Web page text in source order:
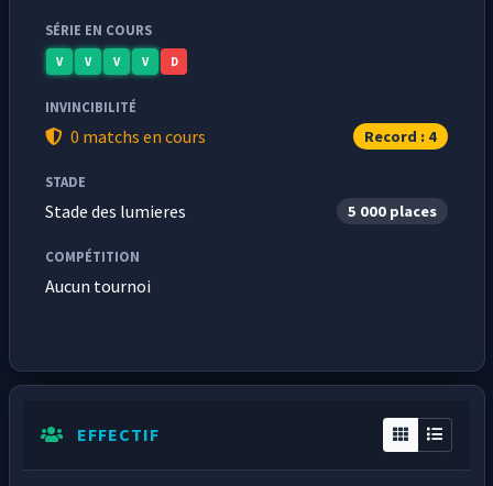
SÉRIE EN COURS
V V V V D
INVINCIBILITÉ
0 matchs en cours Record : 4
STADE
Stade des lumieres 5 000 places
COMPÉTITION
Aucun tournoi
EFFECTIF